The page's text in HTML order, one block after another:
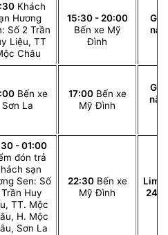
Khách
Hương
Số 2 Trần
Liệu, TT
Châu
15:30 - 20:00
Bến xe Mỹ
Đình
Bến xe
Sơn La
17:00Bến xe
Mỹ Đình
- 01:00
đón trả
sạn
Sen: Số
Trần Huy
TT. Mộc
H. Mộc
Sơn La
22:30Bến xe
Mỹ Đình
24